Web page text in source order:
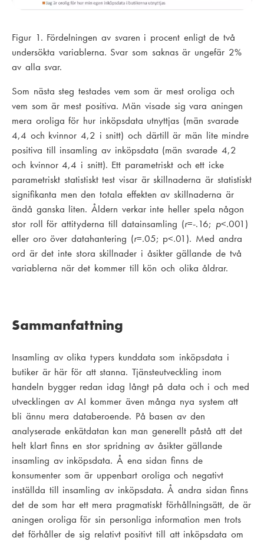
Figur 1. Fördelningen av svaren i procent enligt de två
undersökta variablerna. Svar som saknas är ungefär 2%
av alla svar.
Som nästa steg testades vem som är mest oroliga och
vem som är mest positiva. Män visade sig vara aningen
mera oroliga för hur inköpsdata utnyttjas (män svarade
4,4 och kvinnor 4,2 i snitt) och därtill är män lite mindre
positiva till insamling av inköpsdata (män svarade 4,2
och kvinnor 4,4 i snitt). Ett parametriskt och ett icke
parametriskt statistiskt test visar är skillnaderna är statistiskt
signifikanta men den totala effekten av skillnaderna är
ändå ganska liten. Åldern verkar inte heller spela någon
stor roll för attityderna till datainsamling (r=-.16; p<.001)
eller oro över datahantering (r=.05; p<.01). Med andra
ord är det inte stora skillnader i åsikter gällande de två
variablerna när det kommer till kön och olika åldrar.
Sammanfattning
Insamling av olika typers kunddata som inköpsdata i
butiker är här för att stanna. Tjänsteutveckling inom
handeln bygger redan idag långt på data och i och med
utvecklingen av AI kommer även många nya system att
bli ännu mera databeroende. På basen av den
analyserade enkätdatan kan man generellt påstå att det
helt klart finns en stor spridning av åsikter gällande
insamling av inköpsdata. Å ena sidan finns de
konsumenter som är uppenbart oroliga och negativt
inställda till insamling av inköpsdata. Å andra sidan finns
det de som har ett mera pragmatiskt förhållningsätt, de är
aningen oroliga för sin personliga information men trots
det förhåller de sig relativt positivt till att inköpsdata om